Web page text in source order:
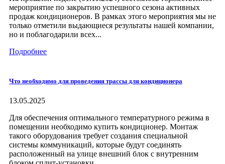
мероприятие по закрытию успешного сезона активных
продаж кондиционеров. В рамках этого мероприятия мы не
только отметили выдающиеся результаты нашей компании,
но и поблагодарили всех...
Подробнее
Что необходимо для проведения трассы для кондиционера
13.05.2025
Для обеспечения оптимального температурного режима в
помещении необходимо купить кондиционер. Монтаж
такого оборудования требует создания специальной
системы коммуникаций, которые будут соединять
расположенный на улице внешний блок с внутренним